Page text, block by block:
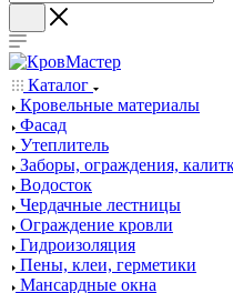
Каталог
Кровельные материалы
Фасад
Утеплитель
Заборы, ограждения,
Водосток
Чердачные лестницы
Ограждение кровли
Гидроизоляция
Пены, клеи, герметики
Мансардные окна